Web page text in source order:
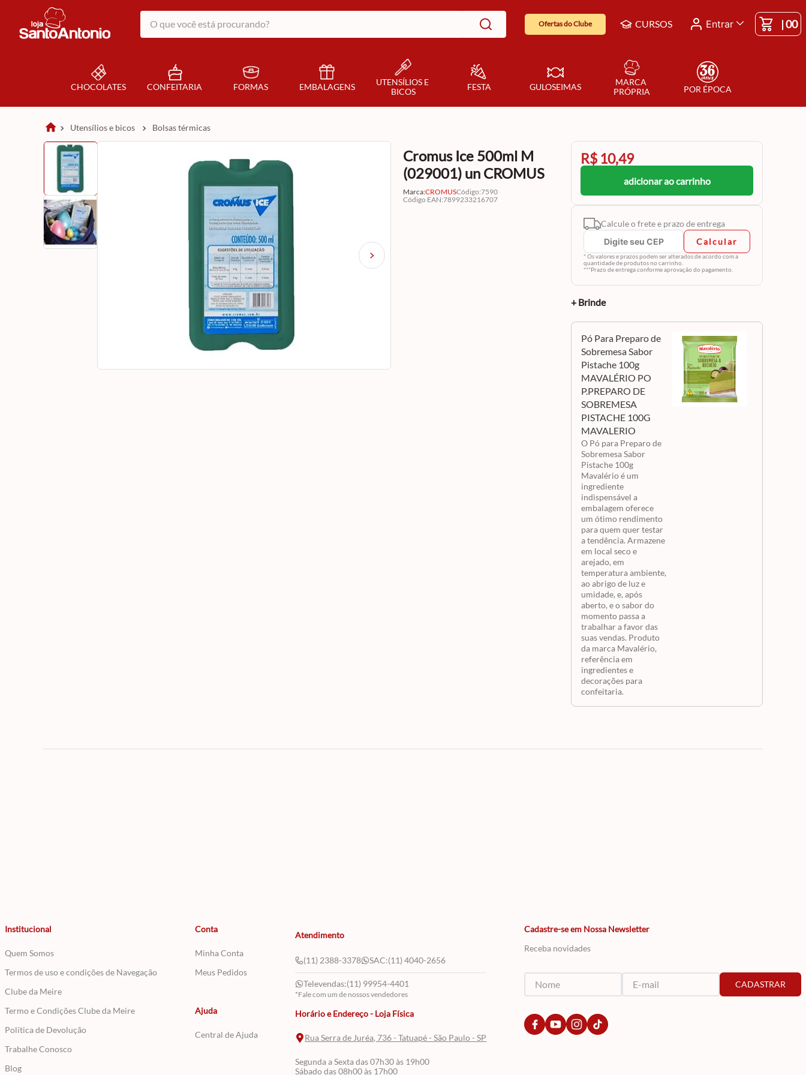
O que você está procurando?
Ofertas do Clube CURSOS Entrar |00
CHOCOLATES CONFEITARIA FORMAS EMBALAGENS
UTENSÍLIOS E
BICOS
FESTA GULOSEIMAS
MARCA
PRÓPRIA
POR ÉPOCA
utensílios e bicos bolsas térmicas
Cromus Ice 500ml M
(029001) un CROMUS
Marca:CROMUSCódigo:7590
Código EAN:7899233216707
R$ 10,49
adicionar ao carrinho
Calcule o frete e prazo de entrega
Calcular
* Os valores e prazos podem ser alterados de acordo com a
quantidade de produtos no carrinho.
***Prazo de entrega conforme aprovação do pagamento.
+ Brinde
Pó Para Preparo de
Sobremesa Sabor
Pistache 100g
MAVALÉRIO PO
P.PREPARO DE
SOBREMESA
PISTACHE 100G
MAVALERIO
O Pó para Preparo de
Sobremesa Sabor
Pistache 100g
Mavalério é um
ingrediente
indispensável a
embalagem oferece
um ótimo rendimento
para quem quer testar
a tendência. Armazene
em local seco e
arejado, em
temperatura ambiente,
ao abrigo de luz e
umidade, e, após
aberto, e o sabor do
momento passa a
trabalhar a favor das
suas vendas. Produto
da marca Mavalério,
referência em
ingredientes e
decorações para
confeitaria.
Institucional
Quem Somos
Termos de uso e condições de Navegação
Clube da Meire
Termo e Condições Clube da Meire
Política de Devolução
Trabalhe Conosco
Blog
Conta
Minha Conta
Meus Pedidos
Ajuda
Central de Ajuda
Atendimento
(11) 2388-3378 SAC:(11) 4040-2656
Televendas:(11) 99954-4401
*Fale com um de nossos vendedores
Horário e Endereço - Loja Física
Rua Serra de Juréa, 736 - Tatuapé - São Paulo - SP
Segunda a Sexta das 07h30 às 19h00
Sábado das 08h00 às 17h00
Cadastre-se em Nossa Newsletter
Receba novidades
CADASTRAR